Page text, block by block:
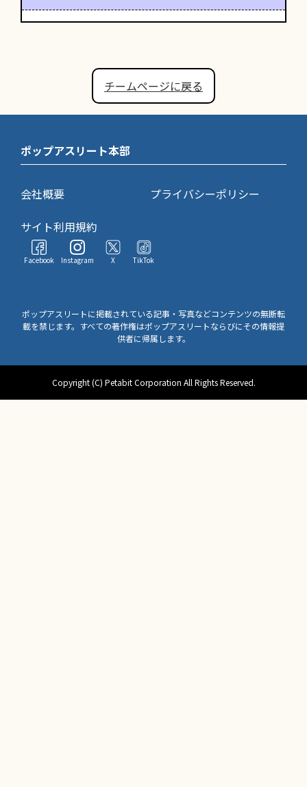
チームページに戻る
ポップアスリート本部
会社概要
プライバシーポリシー
サイト利用規約
Facebook Instagram X TikTok
ポップアスリートに掲載されている記事・写真などコンテンツの無断転
載を禁じます。すべての著作権はポップアスリートならびにその情報提
供者に帰属します。
Copyright (C) Petabit Corporation All Rights Reserved.